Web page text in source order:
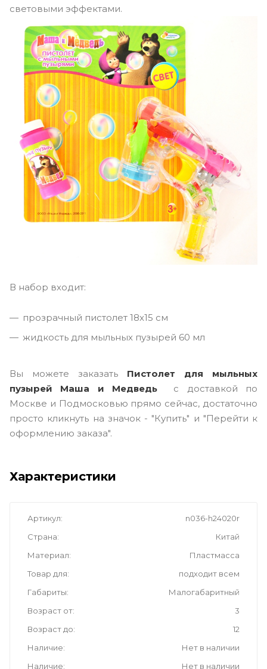
световыми эффектами.
В набор входит:
прозрачный пистолет 18x15 см
жидкость для мыльных пузырей 60 мл
Вы можете заказать Пистолет для мыльных
пузырей Маша и Медведь
с доставкой по
Москве и Подмосковью прямо сейчас, достаточно
просто кликнуть на значок - "Купить" и "Перейти к
оформлению заказа".
Характеристики
Артикул
n036-h24020r
Страна
Китай
Материал
Пластмасса
Товар для
подходит всем
Габариты
Малогабаритный
Возраст от
3
Возраст до
12
Наличие
Нет в наличии
Наличие
Нет в наличии